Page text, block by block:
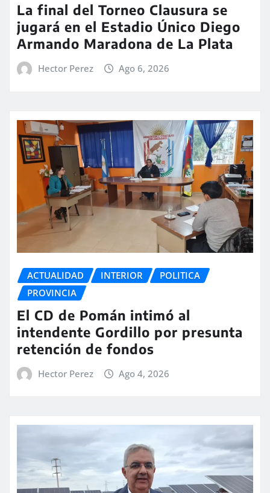
La final del Torneo Clausura se
jugará en el Estadio Único Diego
Armando Maradona de La Plata
Hector Perez Ago 6, 2026
ACTUALIDAD INTERIOR
POLITICA
PROVINCIA
El CD de Pomán intimó al
intendente Gordillo por presunta
retención de fondos
Hector Perez Ago 4, 2026